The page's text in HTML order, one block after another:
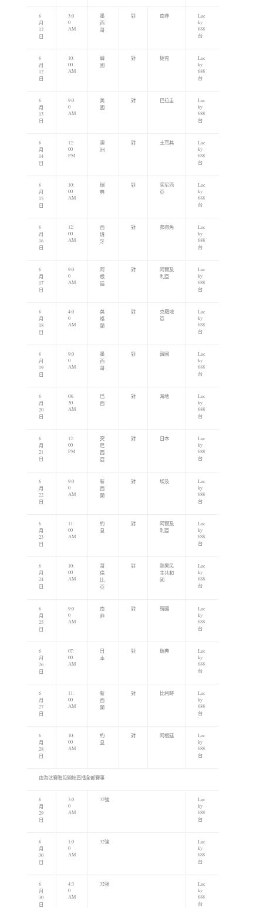
6
月
12
日
3:0
0
AM
墨
西
哥
對 南非
Luc
ky
688
台
6
月
12
日
10:
00
AM
韓
國
對 捷克
Luc
ky
688
台
6
月
13
日
9:0
0
AM
美
國
對 巴拉圭
Luc
ky
688
台
6
月
14
日
12:
00
PM
澳
洲
對 土耳其
Luc
ky
688
台
6
月
15
日
10:
00
AM
瑞
典
對
突尼西
亞
Luc
ky
688
台
6
月
16
日
12:
00
AM
西
班
牙
對 弗得角
Luc
ky
688
台
6
月
17
日
9:0
0
AM
阿
根
廷
對
阿爾及
利亞
Luc
ky
688
台
6
月
18
日
4:0
0
AM
英
格
蘭
對
克羅地
亞
Luc
ky
688
台
6
月
19
日
9:0
0
AM
墨
西
哥
對 韓國
Luc
ky
688
台
6
月
20
日
08:
30
AM
巴
西
對 海地
Luc
ky
688
台
6
月
21
日
12:
00
PM
突
尼
西
亞
對 日本
Luc
ky
688
台
6
月
22
日
9:0
0
AM
新
西
蘭
對 埃及
Luc
ky
688
台
6
月
23
日
11:
00
AM
約
旦
對
阿爾及
利亞
Luc
ky
688
台
6
月
24
日
10:
00
AM
哥
倫
比
亞
對
剛果民
主共和
國
Luc
ky
688
台
6
月
25
日
9:0
0
AM
南
非
對 韓國
Luc
ky
688
台
6
月
26
日
07:
00
AM
日
本
對 瑞典
Luc
ky
688
台
6
月
27
日
11:
00
AM
新
西
蘭
對 比利時
Luc
ky
688
台
6
月
28
日
10:
00
AM
約
旦
對 阿根廷
Luc
ky
688
台
由淘汰賽階段開始直播全部賽事
6
月
29
日
3:0
0
AM
32強
Luc
ky
688
台
6
月
30
日
1:0
0
AM
32強
Luc
ky
688
台
6
月
30
日
4:3
0
AM
32強
Luc
ky
688
台